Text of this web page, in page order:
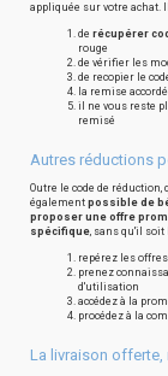
appliquée sur votre achat.
de récupérer
rouge
de vérifier les
de recopier le
la remise
il ne vous reste
remisé
Autres réductions
Outre le code de
également possible de
proposer une offre
spécifique, sans qu'il soit
repérez les
prenez
d'utilisation
accédez à la
procédez à la
La livraison